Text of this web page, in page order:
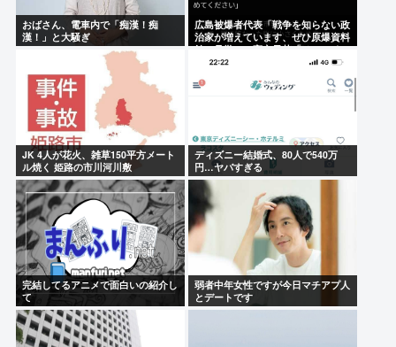
おばさん、電車内で「痴漢！痴
漢！」と大騒ぎ
広島被爆者代表「戦争を知らない政
治家が増えています、ぜひ原爆資料
館に見学へ」高市早苗「はぁ…(た
め息)」ジロッ
JK 4人が花火、雑草150平方メート
ル焼く 姫路の市川河川敷
ディズニー結婚式、80人で540万
円…ヤバすぎる
完結してるアニメで面白いの紹介し
て
弱者中年女性ですが今日マチアプ人
とデートです